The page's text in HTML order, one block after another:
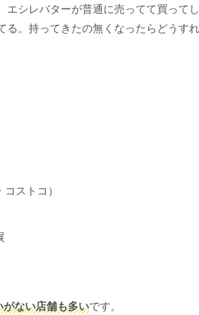
シレバターが普通に売ってて買って
。持ってきたの無くなったらどうす
ストコ）
ない店舗も多いです。